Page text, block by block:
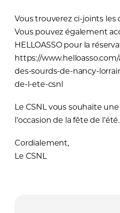
Vous trouverez ci-joints
Vous pouvez également
HELLOASSO pour la
https://
des-sourds-de-nancy-
de-l-ete-csnl
Le CSNL vous souhaite
l’occasion de la fête de l’été.
Cordialement,
Le CSNL